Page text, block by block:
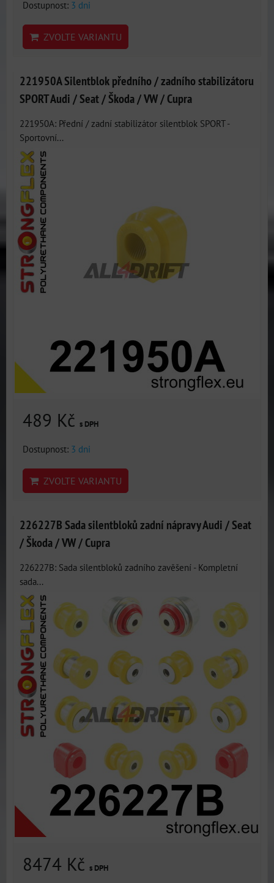
Dostupnost: 3 dni
ZVOLTE VARIANTU
221950A Silentblok předního / zadního stabilizátoru
SPORT Audi / Seat / Škoda / VW / Cupra
221950A: Přední / zadní stabilizátor silentblok SPORT -
Sportovní...
489 Kč s DPH
Dostupnost: 3 dni
ZVOLTE VARIANTU
226227B Sada silentbloků zadní nápravy Audi / Seat
/ Škoda / VW / Cupra
226227B: Sada silentbloků zadního zavěšení - Kompletní
sada...
8474 Kč s DPH